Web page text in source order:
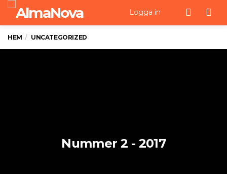
Logga in
HEM UNCATEGORIZED
Nummer 2 - 2017